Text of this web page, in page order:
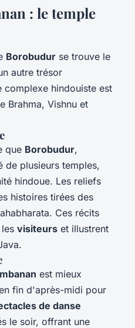
: le temple
Borobudur se trouve le
autre trésor
complexe hindouiste est
Brahma, Vishnu et
que Borobudur,
de plusieurs temples,
hindoue. Les reliefs
histoires tirées des
Ces récits
visiteurs et illustrent
est mieux
fin d'après-midi pour
de danse
le soir, offrant une